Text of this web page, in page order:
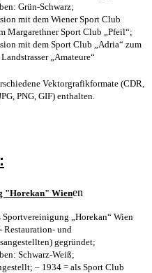
Grün-Schwarz;
mit dem Wiener Sport Club
Margarethner Sport Club „Pfeil“;
mit dem Sport Club „Adria“ zum
„Amateure“
Vektorgrafikformate (CDR,
PNG, GIF) enthalten.
"Horekan" Wienen
Sportvereinigung „Horekan“ Wien
Restauration- und
gegründet;
Schwarz-Weiß;
– 1934 = als Sport Club